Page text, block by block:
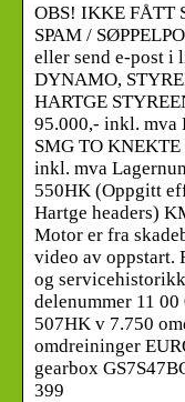
OBS! IKKE FÅTT
SPAM /
eller send e-post i
DYNAMO,
HARTGE
95.000,- inkl. mva
SMG TO KNEKTE
inkl. mva
550HK (Oppgitt
Hartge headers)
Motor er fra
video av oppstart.
og
delenummer 11
507HK v 7.750
omdreininger
gearbox
399